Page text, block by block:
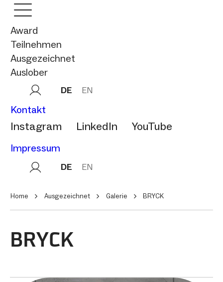
Award
Teilnehmen
Ausgezeichnet
Auslober
DE EN
Kontakt
Instagram LinkedIn YouTube
Impressum
DE EN
Home Ausgezeichnet Galerie BRYCK
BRYCK